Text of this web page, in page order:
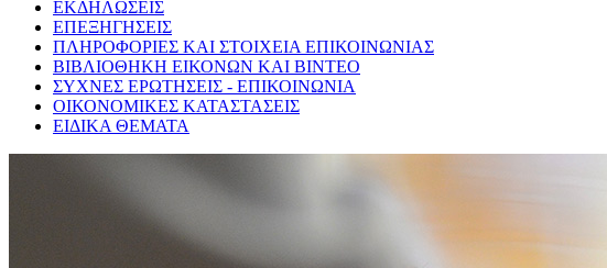
ΕΚΔΗΛΩΣΕΙΣ
ΕΠΕΞΗΓΗΣΕΙΣ
ΠΛΗΡΟΦΟΡΙΕΣ ΚΑΙ ΣΤΟΙΧΕΙΑ ΕΠΙΚΟΙΝΩΝΙΑΣ
ΒΙΒΛΙΟΘΗΚΗ ΕΙΚΟΝΩΝ ΚΑΙ ΒΙΝΤΕΟ
ΣΥΧΝΕΣ ΕΡΩΤΗΣΕΙΣ - ΕΠΙΚΟΙΝΩΝΙΑ
ΟΙΚΟΝΟΜΙΚΕΣ ΚΑΤΑΣΤΑΣΕΙΣ
ΕΙΔΙΚΑ ΘΕΜΑΤΑ